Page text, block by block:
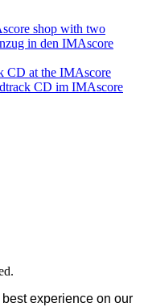
shop with two
in den IMAscore
CD at the IMAscore
CD im IMAscore
experience on our